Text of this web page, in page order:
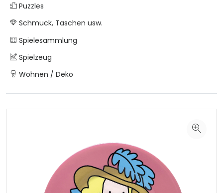
Puzzles
Schmuck, Taschen usw.
Spielesammlung
Spielzeug
Wohnen / Deko